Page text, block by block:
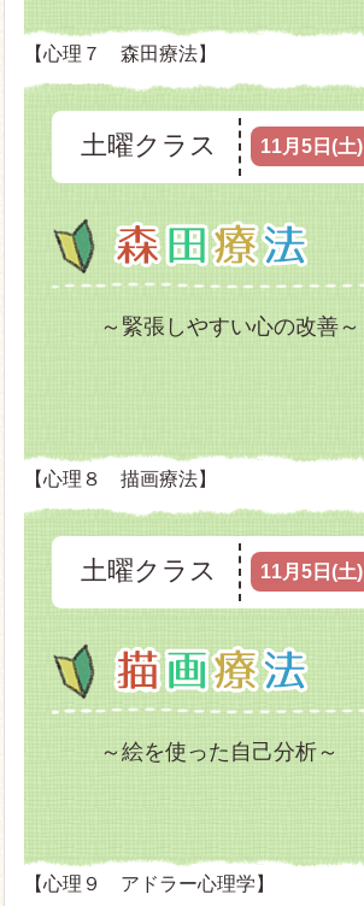
【心理７ 森田療法】
土曜クラス 11月5日(土)
～緊張しやすい心の改善～
【心理８ 描画療法】
土曜クラス 11月5日(土)
～絵を使った自己分析～
【心理９ アドラー心理学】